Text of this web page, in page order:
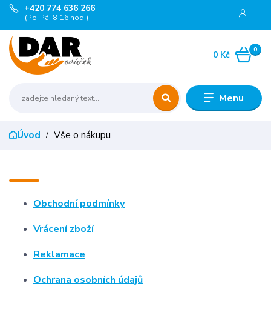
Menu
+420 774 636 266
(Po-Pá, 8-16 hod.)
0
0 Kč
Úvod Vše o nákupu
Obchodní podmínky
Vrácení zboží
Reklamace
Ochrana osobních údajů